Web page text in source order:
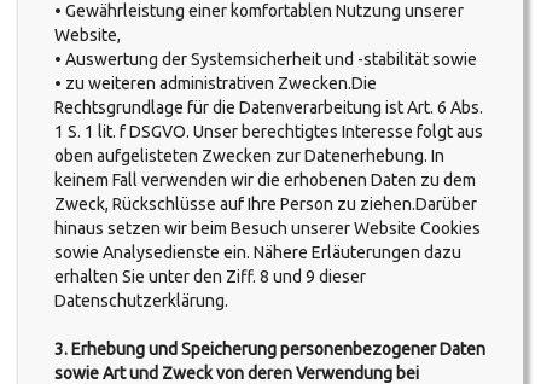
• Gewährleistung einer komfortablen Nutzung unserer
Website,
• Auswertung der Systemsicherheit und -stabilität sowie
• zu weiteren administrativen Zwecken.Die
Rechtsgrundlage für die Datenverarbeitung ist Art. 6 Abs.
1 S. 1 lit. f DSGVO. Unser berechtigtes Interesse folgt aus
oben aufgelisteten Zwecken zur Datenerhebung. In
keinem Fall verwenden wir die erhobenen Daten zu dem
Zweck, Rückschlüsse auf Ihre Person zu ziehen.Darüber
hinaus setzen wir beim Besuch unserer Website Cookies
sowie Analysedienste ein. Nähere Erläuterungen dazu
erhalten Sie unter den Ziff. 8 und 9 dieser
Datenschutzerklärung.
3. Erhebung und Speicherung personenbezogener Daten
sowie Art und Zweck von deren Verwendung bei